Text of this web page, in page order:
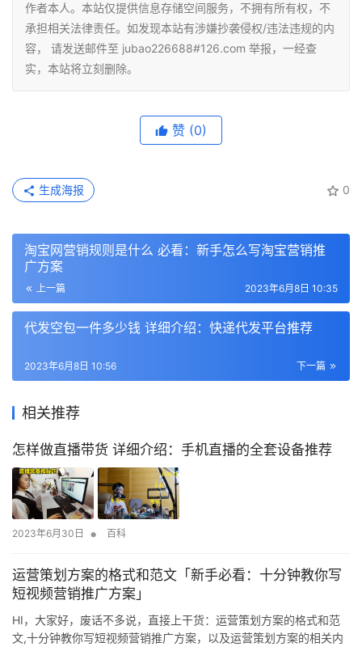
作者本人。本站仅提供信息存储空间服务，不拥有所有权，不
承担相关法律责任。如发现本站有涉嫌抄袭侵权/违法违规的内
容， 请发送邮件至 jubao226688#126.com 举报，一经查
实，本站将立刻删除。
赞 (0)
0
生成海报
淘宝网营销规则是什么 必看：新手怎么写淘宝营销推
广方案
上一篇 2023年6月8日 10:35
代发空包一件多少钱 详细介绍：快递代发平台推荐
下一篇
2023年6月8日 10:56
相关推荐
怎样做直播带货 详细介绍：手机直播的全套设备推荐
2023年6月30日 • 百科
运营策划方案的格式和范文「新手必看：十分钟教你写
短视频营销推广方案」
HI，大家好，废话不多说，直接上干货：运营策划方案的格式和范
文,十分钟教你写短视频营销推广方案，以及运营策划方案的相关内